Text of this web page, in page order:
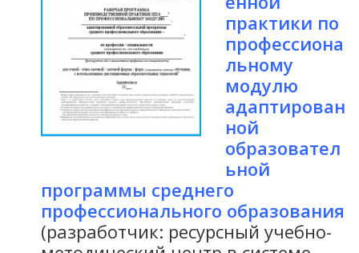
практики по
профессиона
льному
модулю
адаптирован
ной
образовател
ьной
программы среднего
профессионального образования
(разработчик: ресурсный учебно-